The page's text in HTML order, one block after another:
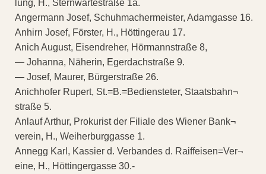
lung, H., Sternwartestraße 1a.
Angermann Josef, Schuhmachermeister, Adamgasse 16.
Anhirn Josef, Förster, H., Höttingerau 17.
Anich August, Eisendreher, Hörmannstraße 8,
— Johanna, Näherin, Egerdachstraße 9.
— Josef, Maurer, Bürgerstraße 26.
Anichhofer Rupert, St.=B.=Bediensteter, Staatsbahn¬
straße 5.
Anlauf Arthur, Prokurist der Filiale des Wiener Bank¬
verein, H., Weiherburggasse 1.
Annegg Karl, Kassier d. Verbandes d. Raiffeisen=Ver¬
eine, H., Höttingergasse 30.-